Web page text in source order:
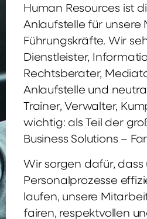
Human Resources ist
Anlaufstelle für unsere
Führungskräfte. Wir
Dienstleister,
Rechtsberater,
Anlaufstelle und
Trainer, Verwalter,
wichtig: als Teil der
Business Solutions –
Wir sorgen dafür, dass
Personalprozesse
laufen, unsere
fairen, respektvollen